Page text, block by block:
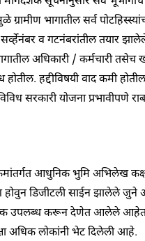
भागातील सर्व
सर्व्हेनंबर व गटनंबरांतील
अधिकारी / कर्मचारी तसेच
हद्दीविषयी वाद कमी
सरकारी योजना
आधुनिक भुमि अभिलेख
होवुन डिजीटली साईन
उपलब्ध करून देणेत आलेले
अधिक लोकांनी भेट दिलेली आहे.